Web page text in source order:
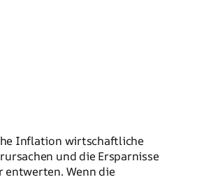
Inflation wirtschaftliche
und die Ersparnisse
entwerten. Wenn die